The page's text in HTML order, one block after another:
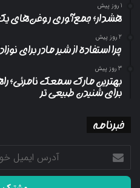
1 روز پیش
هشدار؛ جمع‌آوری روغن‌های یک
2 روز پیش
چرا استفاده از شیر مادر برای
3 روز پیش
بهترین مارک سمعک نامرئی؛
برای شنیدن طبیعی تر
خبرنامه
آدرس
ایمیل
خود